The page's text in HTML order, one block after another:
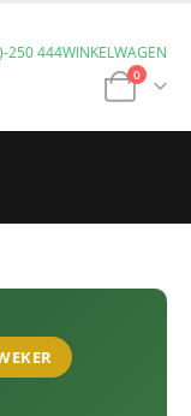
250 444WINKELWAGEN
0